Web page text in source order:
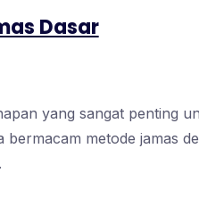
Dasar
yang sangat penting
bermacam metode jamas